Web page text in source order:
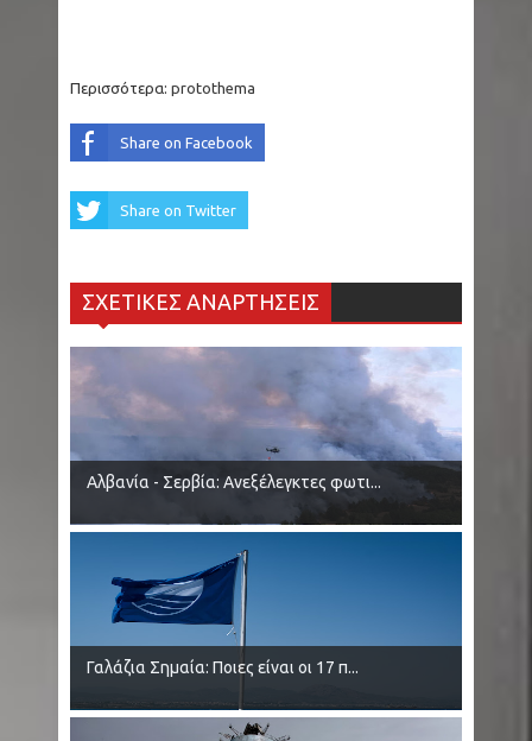
Περισσότερα: protothema
Share on Facebook
Share on Twitter
ΣΧΕΤΙΚΕΣ ΑΝΑΡΤΗΣΕΙΣ
Αλβανία - Σερβία: Ανεξέλεγκτες φωτι...
Γαλάζια Σημαία: Ποιες είναι οι 17 π...